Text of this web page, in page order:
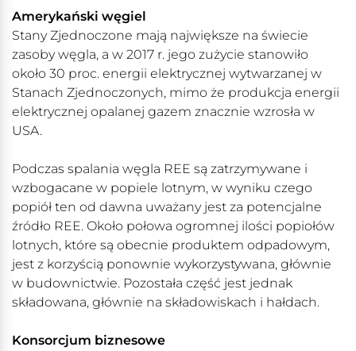
Amerykański węgiel
Stany Zjednoczone mają największe na świecie
zasoby węgla, a w 2017 r. jego zużycie stanowiło
około 30 proc. energii elektrycznej wytwarzanej w
Stanach Zjednoczonych, mimo że produkcja energii
elektrycznej opalanej gazem znacznie wzrosła w
USA.
Podczas spalania węgla REE są zatrzymywane i
wzbogacane w popiele lotnym, w wyniku czego
popiół ten od dawna uważany jest za potencjalne
źródło REE. Około połowa ogromnej ilości popiołów
lotnych, które są obecnie produktem odpadowym,
jest z korzyścią ponownie wykorzystywana, głównie
w budownictwie. Pozostała część jest jednak
składowana, głównie na składowiskach i hałdach.
Konsorcjum biznesowe